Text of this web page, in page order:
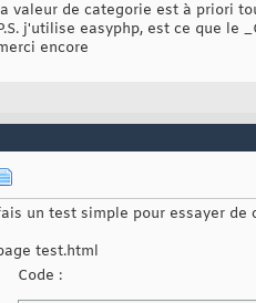
valeur de categorie est à priori
j'utilise easyphp, est ce que le
encore
un test simple pour essayer de
test.html
Code :